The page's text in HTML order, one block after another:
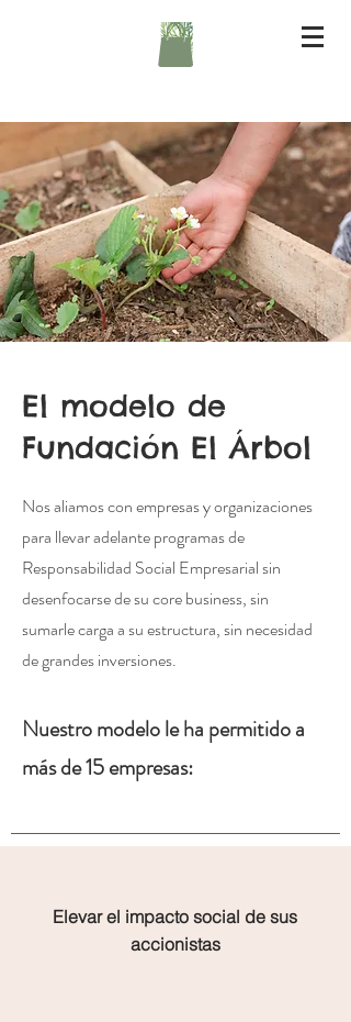
El modelo de
Fundación El Árbol
Nos aliamos con empresas y organizaciones
para llevar adelante programas de
Responsabilidad Social Empresarial sin
desenfocarse de su core business, sin
sumarle carga a su estructura, sin necesidad
de grandes inversiones.
Nuestro modelo le ha permitido a
más de 15 empresas:
Elevar el impacto social de sus
accionistas